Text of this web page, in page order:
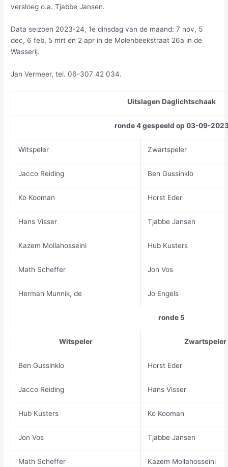
versloeg o.a. Tjabbe Jansen.
Data seizoen 2023-24, 1e dinsdag van de maand: 7 nov, 5
dec, 6 feb, 5 mrt en 2 apr in de Molenbeekstraat 26a in de
Wasserij.
Jan Vermeer, tel. 06-307 42 034.
Uitslagen Daglichtschaak
ronde 4 gespeeld op 03-09-
Witspeler Zwartspeler
Jacco Reiding Ben Gussinklo
Ko Kooman Horst Eder
Hans Visser Tjabbe Jansen
Kazem Mollahosseini Hub Kusters
Math Scheffer Jon Vos
Herman Munnik, de Jo Engels
ronde 5
Witspeler Zwartspeler
Ben Gussinklo Horst Eder
Jacco Reiding Hans Visser
Hub Kusters Ko Kooman
Jon Vos Tjabbe Jansen
Math Scheffer Kazem Mollahosseini